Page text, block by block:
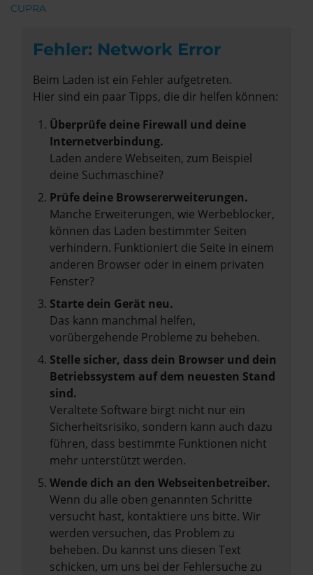
CUPRA
Fehler: Network Error
Beim Laden ist ein Fehler aufgetreten.
Hier sind ein paar Tipps, die dir helfen können:
Überprüfe deine Firewall und deine
Internetverbindung.
Laden andere Webseiten, zum Beispiel
deine Suchmaschine?
Prüfe deine Browsererweiterungen.
Manche Erweiterungen, wie Werbeblocker,
können das Laden bestimmter Seiten
verhindern. Funktioniert die Seite in einem
anderen Browser oder in einem privaten
Fenster?
Starte dein Gerät neu.
Das kann manchmal helfen,
vorübergehende Probleme zu beheben.
Stelle sicher, dass dein Browser und dein
Betriebssystem auf dem neuesten Stand
sind.
Veraltete Software birgt nicht nur ein
Sicherheitsrisiko, sondern kann auch dazu
führen, dass bestimmte Funktionen nicht
mehr unterstützt werden.
Wende dich an den Webseitenbetreiber.
Wenn du alle oben genannten Schritte
versucht hast, kontaktiere uns bitte. Wir
werden versuchen, das Problem zu
beheben. Du kannst uns diesen Text
schicken, um uns bei der Fehlersuche zu